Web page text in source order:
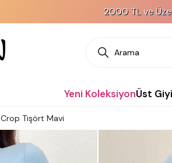
2000 TL ve Üzeri
Yeni KoleksiyonÜst
Crop Tişört Mavi